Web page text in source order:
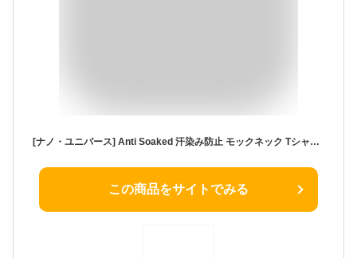
[ナノ・ユニバース] Anti Soaked 汗染み防止 モックネック Tシャツ メンズ 夏服 汗染み防止Tシャツ 汗じみ M ホワイト
この商品をサイトでみる